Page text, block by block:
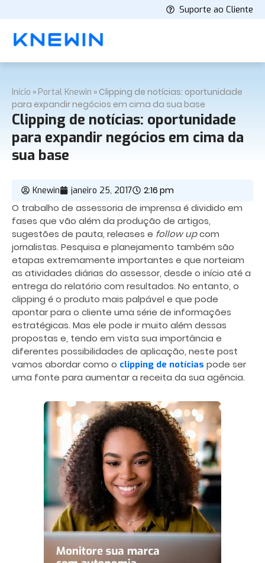
Suporte ao Cliente
Início » Portal Knewin » Clipping de notícias: oportunidade
para expandir negócios em cima da sua base
Clipping de notícias: oportunidade
para expandir negócios em cima da
sua base
Knewin janeiro 25, 2017 2:16 pm
O trabalho de assessoria de imprensa é dividido em
fases que vão além da produção de artigos,
sugestões de pauta, releases e follow upcom
jornalistas. Pesquisa e planejamento também são
etapas extremamente importantes e que norteiam
as atividades diárias do assessor, desde o início até a
entrega do relatório com resultados. No entanto, o
clipping é o produto mais palpável e que pode
apontar para o cliente uma série de informações
estratégicas. Mas ele pode ir muito além dessas
propostas e, tendo em vista sua importância e
diferentes possibilidades de aplicação, neste post
vamos abordar como o clipping de notícias pode ser
uma fonte para aumentar a receita da sua agência.